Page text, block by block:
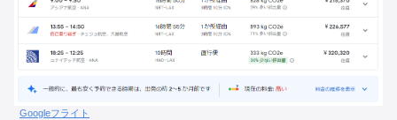
Googleフライト